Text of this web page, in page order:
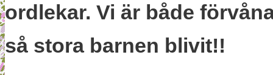
ordlekar. Vi är både
så stora barnen blivit!!